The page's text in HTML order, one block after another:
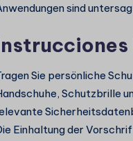
sind
Sie persönliche
Schutzbrille
Einhaltung der